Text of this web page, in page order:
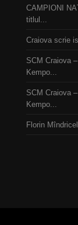
CAMPIONI
titlul...
Craiova scrie
SCM Craiova
Kempo...
SCM Craiova
Kempo...
Florin